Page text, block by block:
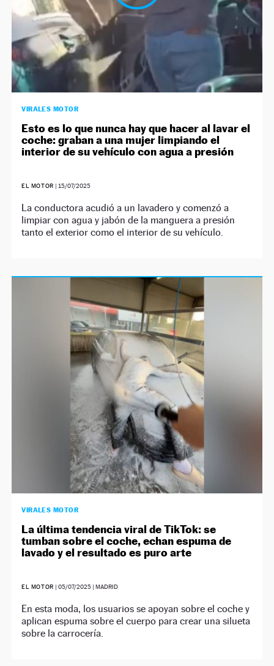
VIRALES MOTOR
Esto es lo que nunca hay que hacer al lavar el
coche: graban a una mujer limpiando el
interior de su vehículo con agua a presión
EL MOTOR | 15/07/2025
La conductora acudió a un lavadero y comenzó a
limpiar con agua y jabón de la manguera a presión
tanto el exterior como el interior de su vehículo.
VIRALES MOTOR
La última tendencia viral de TikTok: se
tumban sobre el coche, echan espuma de
lavado y el resultado es puro arte
EL MOTOR | 05/07/2025| MADRID
En esta moda, los usuarios se apoyan sobre el coche y
aplican espuma sobre el cuerpo para crear una silueta
sobre la carrocería.